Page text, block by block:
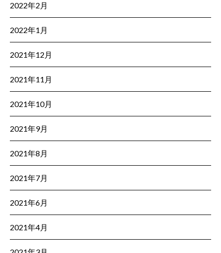
2022年2月
2022年1月
2021年12月
2021年11月
2021年10月
2021年9月
2021年8月
2021年7月
2021年6月
2021年4月